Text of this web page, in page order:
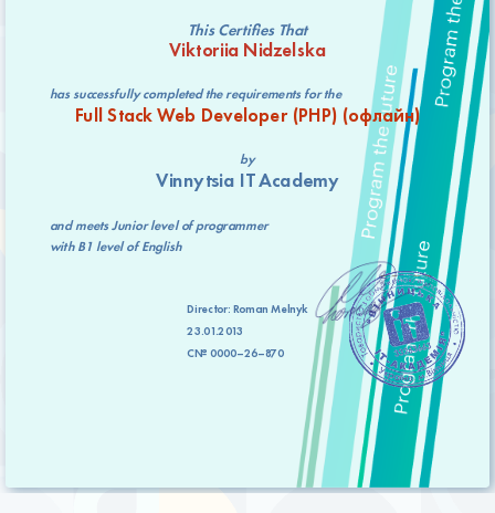
This Certifies That
Viktoriia Nidzelska
has successfully completed the requirements for the
Full Stack Web Developer (РНР) (офлайн)
by
Vinnytsia IT Academy
and meetsJunior levelof programmer
withB1 levelof English
Director: Roman Melnyk
23.01.2013
C№ 0000–26–870